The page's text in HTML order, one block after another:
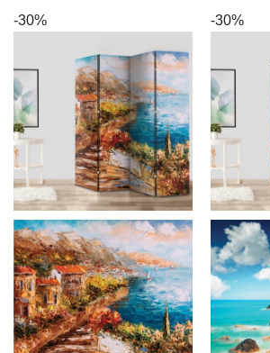
-30% -30%